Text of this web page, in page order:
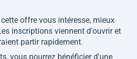
offre vous intéresse, mieux
inscriptions viennent d'ouvrir et
partir rapidement.
vous pourrez bénéficier d'une